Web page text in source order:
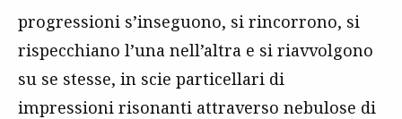
progressioni s’inseguono, si rincorrono, si
rispecchiano l’una nell’altra e si riavvolgono
su se stesse, in scie particellari di
impressioni risonanti attraverso nebulose di